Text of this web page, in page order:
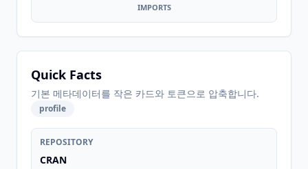
IMPORTS
Quick Facts
기본 메타데이터를 작은 카드와 토큰으로 압축합니다.
profile
REPOSITORY
CRAN